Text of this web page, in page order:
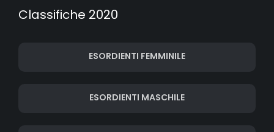
Classifiche 2020
ESORDIENTI FEMMINILE
ESORDIENTI MASCHILE